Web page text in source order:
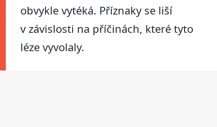
obvykle vytéká. Příznaky se liší
v závislosti na příčinách, které tyto
léze vyvolaly.